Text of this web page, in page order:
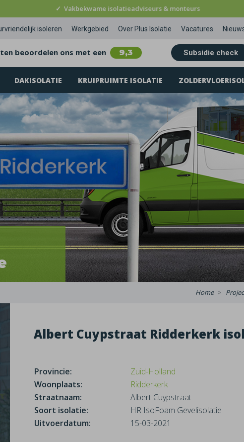
✓ Vakbekwame isolatieadviseurs & monteurs
isoleren Werkgebied Over Plus Isolatie Vacatures
beoordelen ons met een 9,3 Subsidie check
DAKISOLATIE KRUIPRUIMTE ISOLATIE
Home
Albert Cuypstraat Ridderkerk
Provincie:
Zuid-Holland
Woonplaats:
Ridderkerk
Straatnaam:
Albert Cuypstraat
Soort isolatie:
HR IsoFoam Gevelisolatie
Uitvoerdatum:
15-03-2021